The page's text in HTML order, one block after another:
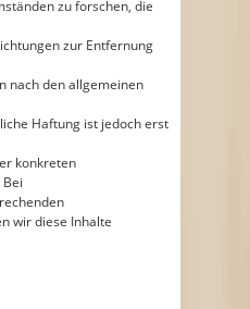
zu forschen, die
zur Entfernung
nach den allgemeinen
Haftung ist jedoch erst
konkreten
wir diese Inhalte